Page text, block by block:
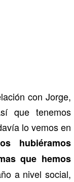
con Jorge,
que tenemos
lo vemos en
hubiéramos
que hemos
a nivel social,